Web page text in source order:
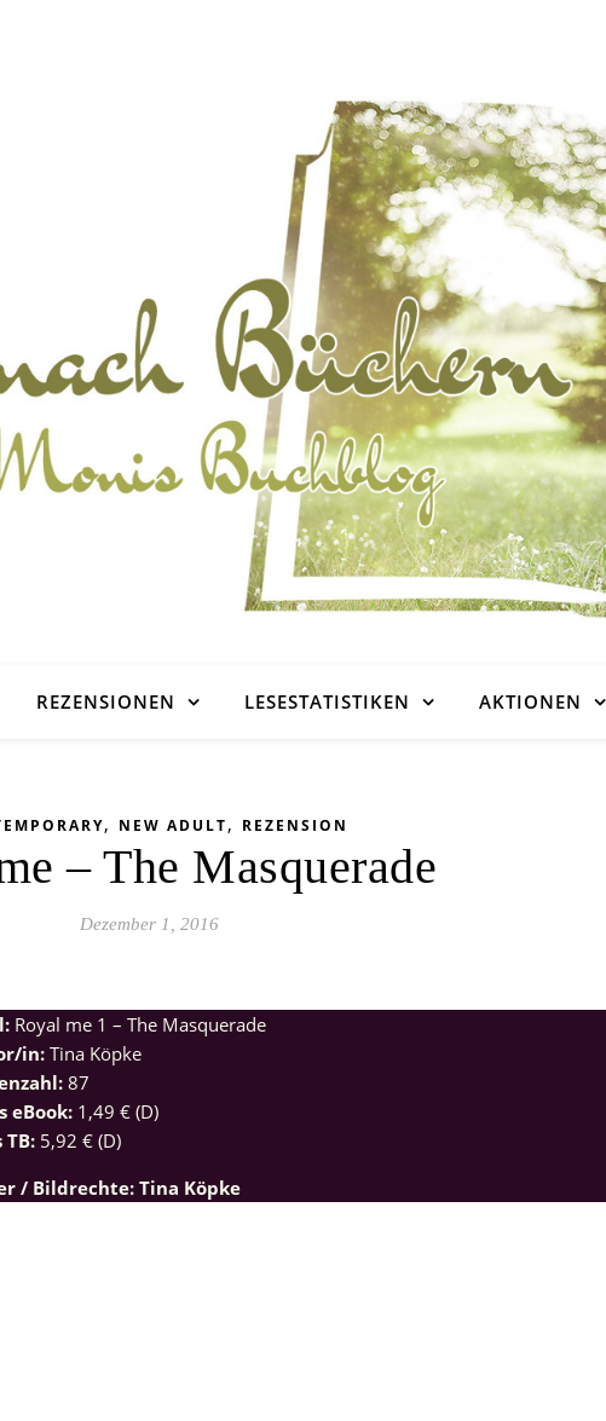
REZENSIONEN LESESTATISTIKEN AKTIONEN
, NEW ADULT, REZENSION
– The Masquerade
Dezember 1, 2016
Royal me 1 – The Masquerade
in:Tina Köpke
87
eBook: 1,49 € (D)
TB: 5,92 € (D)
/ Bildrechte: Tina Köpke